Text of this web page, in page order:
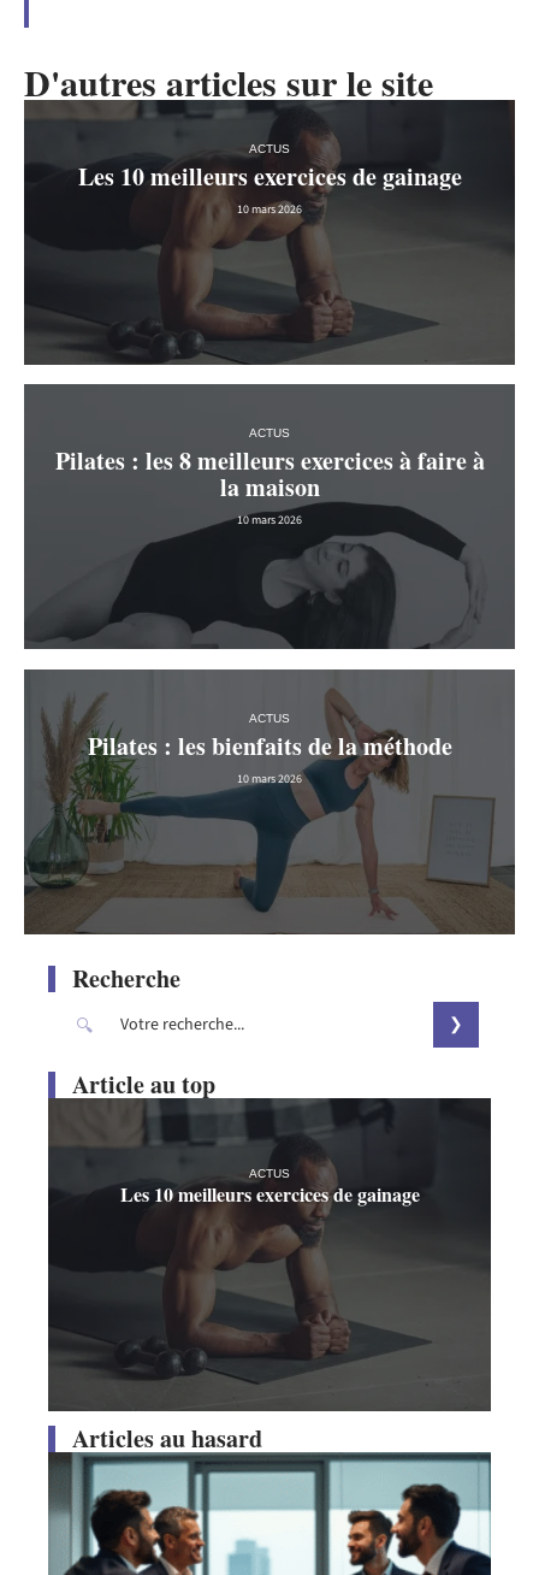
D'autres articles sur le site
ACTUS
Les 10 meilleurs exercices de gainage
10 mars 2026
ACTUS
Pilates : les 8 meilleurs exercices à faire à
la maison
10 mars 2026
ACTUS
Pilates : les bienfaits de la méthode
10 mars 2026
Recherche
Article au top
ACTUS
Les 10 meilleurs exercices de gainage
Articles au hasard